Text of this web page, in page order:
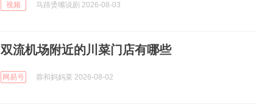
视频 马蹄烫嘴说剧 2026-08-03
双流机场附近的川菜门店有哪些
网易号 蓉和妈妈菜 2026-08-02